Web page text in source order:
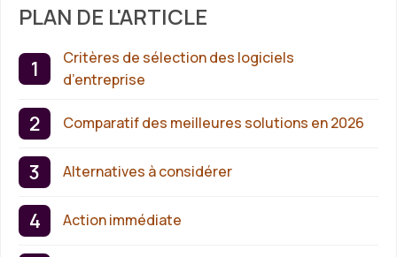
PLAN DE L'ARTICLE
Critères de sélection des logiciels
d’entreprise
Comparatif des meilleures solutions en 2026
Alternatives à considérer
Action immédiate